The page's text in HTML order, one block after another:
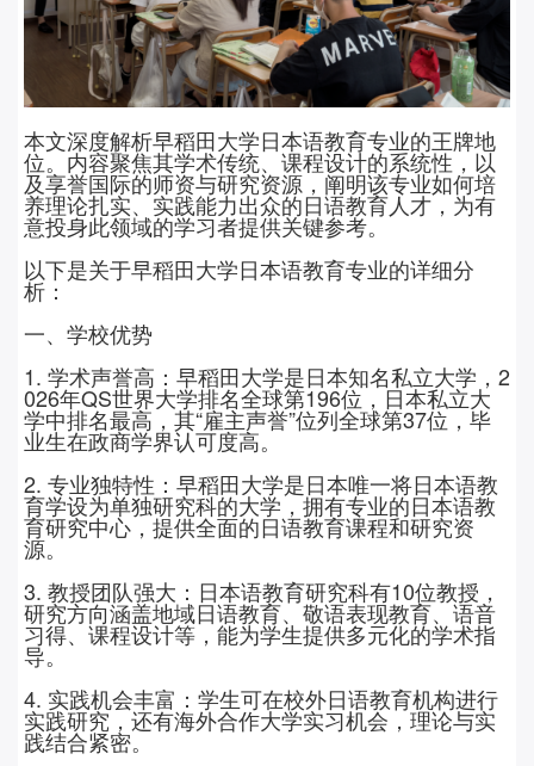
本文深度解析早稻田大学日本语教育专业的王牌地
位。内容聚焦其学术传统、课程设计的系统性，以
及享誉国际的师资与研究资源，阐明该专业如何培
养理论扎实、实践能力出众的日语教育人才，为有
意投身此领域的学习者提供关键参考。
以下是关于早稻田大学日本语教育专业的详细分
析：
一、学校优势
1. 学术声誉高：早稻田大学是日本知名私立大学， 2
026年QS世界大学排名全球第196位，日本私立大
学中排名最高，其“雇主声誉”位列全球第37位，毕
业生在政商学界认可度高。
2. 专业独特性：早稻田大学是日本唯一将日本语教
育学设为单独研究科的大学，拥有专业的日本语教
育研究中心，提供全面的日语教育课程和研究资
源。
3. 教授团队强大：日本语教育研究科有10位教授，
研究方向涵盖地域日语教育、敬语表现教育、语音
习得、课程设计等，能为学生提供多元化的学术指
导。
4. 实践机会丰富：学生可在校外日语教育机构进行
实践研究，还有海外合作大学实习机会，理论与实
践结合紧密。